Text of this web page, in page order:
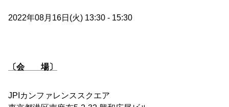
2022年08月16日(火) 13:30 - 15:30
〔会 場〕
JPIカンファレンススクエア